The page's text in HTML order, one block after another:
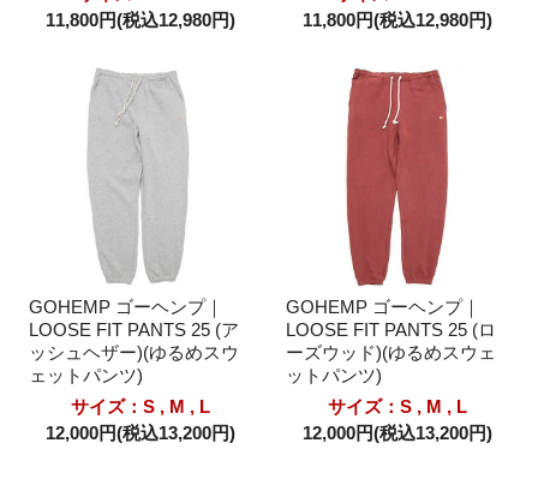
11,800円(税込12,980円)
11,800円(税込12,980円)
GOHEMP ゴーヘンプ｜
LOOSE FIT PANTS 25 (ア
ッシュヘザー)(ゆるめスウ
ェットパンツ)
サイズ：S , M , L
12,000円(税込13,200円)
GOHEMP ゴーヘンプ｜
LOOSE FIT PANTS 25 (ロ
ーズウッド)(ゆるめスウェ
ットパンツ)
サイズ：S , M , L
12,000円(税込13,200円)